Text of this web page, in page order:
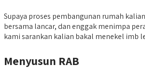
Supaya proses pembangunan rumah
bersama lancar, dan enggak menimpa
kami sarankan kalian bakal menekel imb
Menyusun RAB